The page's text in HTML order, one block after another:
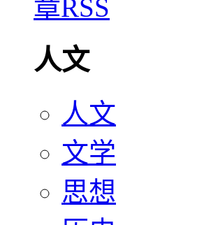
人文
人文
文学
思想